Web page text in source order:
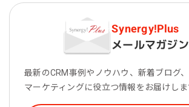
Synergy!Plus
メールマガジン
最新のCRM事例やノウハウ、新着ブログ
マーケティングに役立つ情報をお届けしま